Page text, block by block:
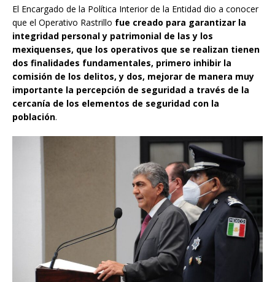
El Encargado de la Política Interior de la Entidad dio a conocer
que el Operativo Rastrillo fue creado para garantizar la
integridad personal y patrimonial de las y los
mexiquenses, que los operativos que se realizan tienen
dos finalidades fundamentales, primero inhibir la
comisión de los delitos, y dos, mejorar de manera muy
importante la percepción de seguridad a través de la
cercanía de los elementos de seguridad con la
población.